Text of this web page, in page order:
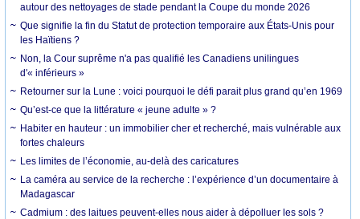
autour des nettoyages de stade pendant la Coupe du monde 2026
Que signifie la fin du Statut de protection temporaire aux États-Unis pour
les Haïtiens ?
Non, la Cour suprême n'a pas qualifié les Canadiens unilingues
d'« inférieurs »
Retourner sur la Lune : voici pourquoi le défi parait plus grand qu’en 1969
Qu’est-ce que la littérature « jeune adulte » ?
Habiter en hauteur : un immobilier cher et recherché, mais vulnérable aux
fortes chaleurs
Les limites de l’économie, au-delà des caricatures
La caméra au service de la recherche : l’expérience d’un documentaire à
Madagascar
Cadmium : des laitues peuvent-elles nous aider à dépolluer les sols ?